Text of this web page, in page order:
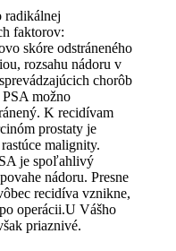
radikálnej
faktorov:
skóre odstráneného
rozsahu nádoru v
chorôb
možno
K recidívam
prostaty je
malignity.
je spoľahlivý
nádoru. Presne
recidíva vznikne,
operácii.U Vášho
priaznivé.